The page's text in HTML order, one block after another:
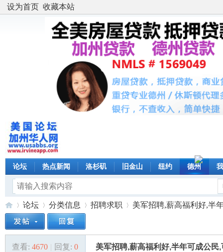
设为首页 收藏本站
论坛 热点新闻 洛杉矶 旧金山 纽约 德州
美»
论坛
›
分类信息 招聘求职
›
美军招聘,薪高福利好,半
查看: 4670 | 回复: 0 美军招聘,薪高福利好,半年可成公